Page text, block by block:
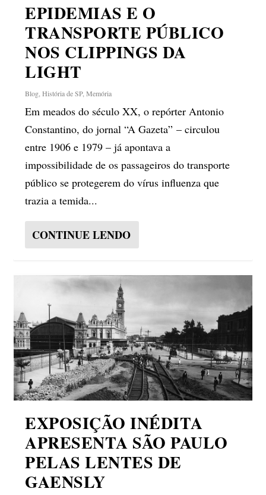
EPIDEMIAS E O
TRANSPORTE PÚBLICO
NOS CLIPPINGS DA
LIGHT
Blog,História de SP,Memória
Em meados do século XX, o repórter Antonio
Constantino, do jornal “A Gazeta” – circulou
entre 1906 e 1979 – já apontava a
impossibilidade de os passageiros do transporte
público se protegerem do vírus influenza que
trazia a temida...
CONTINUE LENDO
EXPOSIÇÃO INÉDITA
APRESENTA SÃO PAULO
PELAS LENTES DE
GAENSLY